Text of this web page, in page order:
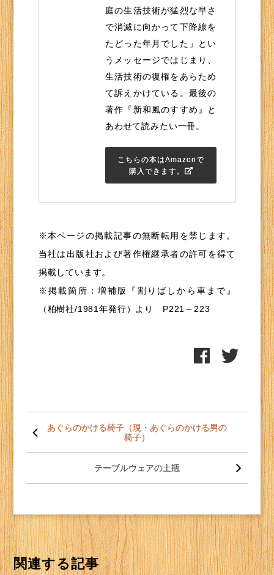
庭の生活技術が猛烈な早さ
で消滅に向かって下降線を
たどった年月でした」とい
うメッセージではじまり、
生活技術の復権をあらため
て訴えかけている。最後の
著作『新和風のすすめ』と
あわせて読みたい一冊。
こちらの本はAmazonで
購入できます。
※本ページの掲載記事の無断転用を禁じます。
当社は出版社および著作権継承者の許可を得て
掲載しています。
※掲載箇所：増補版『割りばしから車まで』
（柏樹社/1981年発行）より P221～223
ナ
あぐらのかける椅子（現・あぐらのかける男の
椅子）
テーブルウェアの土瓶
関連する記事